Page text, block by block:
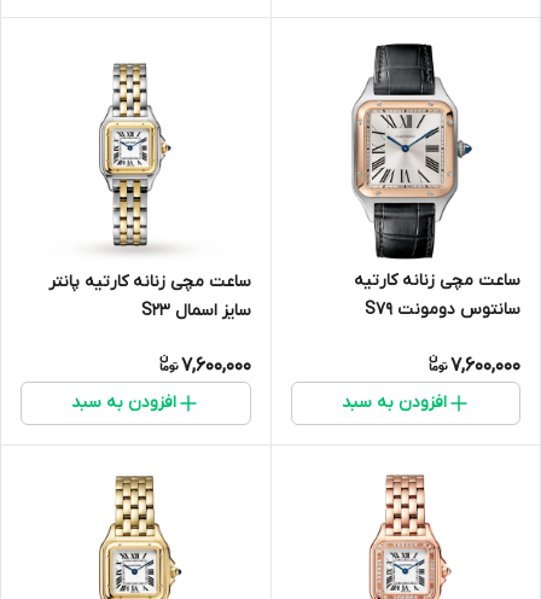
ساعت مچی زنانه کارتیه
سانتوس دومونت S7۹
7,600,000
افزودن به سبد
ساعت مچی زنانه کارتیه پانتر
سایز اسمال S23
7,600,000
افزودن به سبد